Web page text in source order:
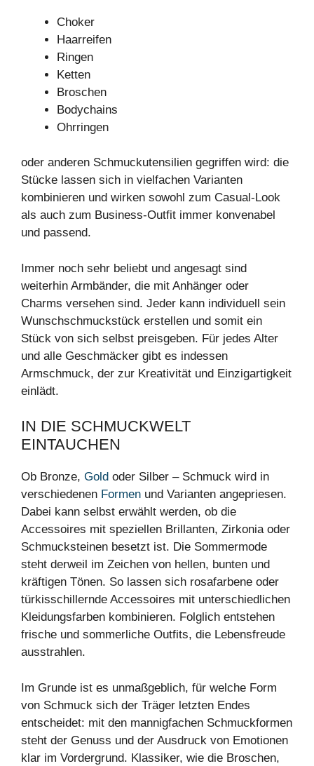
Choker
Haarreifen
Ringen
Ketten
Broschen
Bodychains
Ohrringen
oder anderen Schmuckutensilien gegriffen wird: die
Stücke lassen sich in vielfachen Varianten
kombinieren und wirken sowohl zum Casual-Look
als auch zum Business-Outfit immer konvenabel
und passend.
Immer noch sehr beliebt und angesagt sind
weiterhin Armbänder, die mit Anhänger oder
Charms versehen sind. Jeder kann individuell sein
Wunschschmuckstück erstellen und somit ein
Stück von sich selbst preisgeben. Für jedes Alter
und alle Geschmäcker gibt es indessen
Armschmuck, der zur Kreativität und Einzigartigkeit
einlädt.
IN DIE SCHMUCKWELT
EINTAUCHEN
Ob Bronze, Gold oder Silber – Schmuck wird in
verschiedenen Formen und Varianten angepriesen.
Dabei kann selbst erwählt werden, ob die
Accessoires mit speziellen Brillanten, Zirkonia oder
Schmucksteinen besetzt ist. Die Sommermode
steht derweil im Zeichen von hellen, bunten und
kräftigen Tönen. So lassen sich rosafarbene oder
türkisschillernde Accessoires mit unterschiedlichen
Kleidungsfarben kombinieren. Folglich entstehen
frische und sommerliche Outfits, die Lebensfreude
ausstrahlen.
Im Grunde ist es unmaßgeblich, für welche Form
von Schmuck sich der Träger letzten Endes
entscheidet: mit den mannigfachen Schmuckformen
steht der Genuss und der Ausdruck von Emotionen
klar im Vordergrund. Klassiker, wie die Broschen,